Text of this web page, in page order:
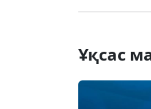
Ұқсас